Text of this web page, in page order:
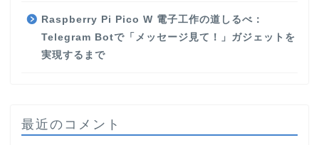
Raspberry Pi Pico W 電子工作の道しるべ：
Telegram Botで「メッセージ見て！」ガジェットを
実現するまで
最近のコメント